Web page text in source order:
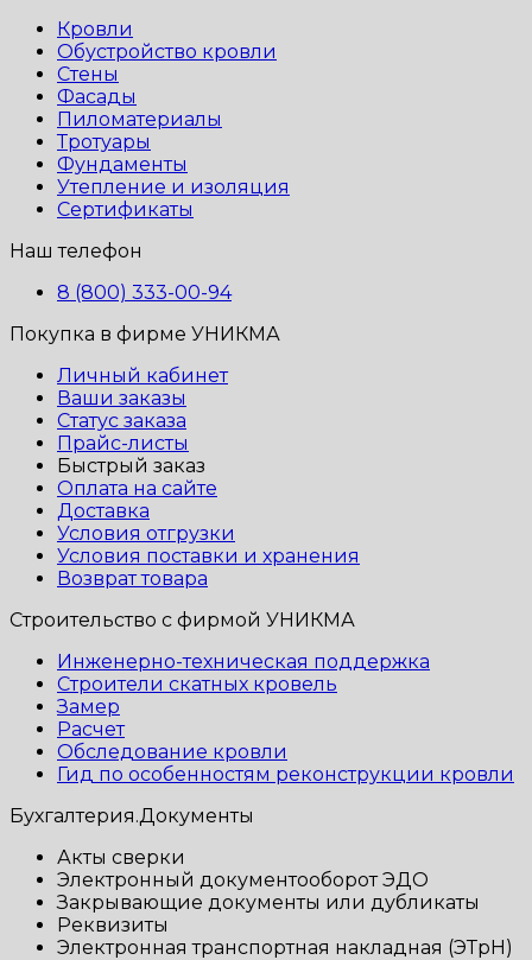
Кровли
Обустройство кровли
Стены
Фасады
Пиломатериалы
Тротуары
Фундаменты
Утепление и изоляция
Сертификаты
Наш телефон
8 (800) 333-00-94
Покупка в фирме УНИКМА
Личный кабинет
Ваши заказы
Статус заказа
Прайс-листы
Быстрый заказ
Оплата на сайте
Доставка
Условия отгрузки
Условия поставки и хранения
Возврат товара
Строительство с фирмой УНИКМА
Инженерно-техническая поддержка
Строители скатных кровель
Замер
Расчет
Обследование кровли
Гид по особенностям реконструкции кровли
Бухгалтерия.Документы
Акты сверки
Электронный документооборот ЭДО
Закрывающие документы или дубликаты
Реквизиты
Электронная транспортная накладная (ЭТрН)